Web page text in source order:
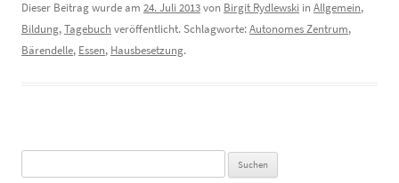
Dieser Beitrag wurde am 24. Juli 2013von Birgit Rydlewski in Allgemein,
Bildung,Tagebuch veröffentlicht. Schlagworte:Autonomes Zentrum,
Bärendelle, Essen, Hausbesetzung.